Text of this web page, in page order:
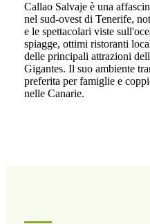
Callao Salvaje è una
nel sud-ovest di Tenerife,
e le spettacolari viste
spiagge, ottimi ristoranti
delle principali attrazioni
Gigantes. Il suo ambiente
preferita per famiglie e
nelle Canarie.